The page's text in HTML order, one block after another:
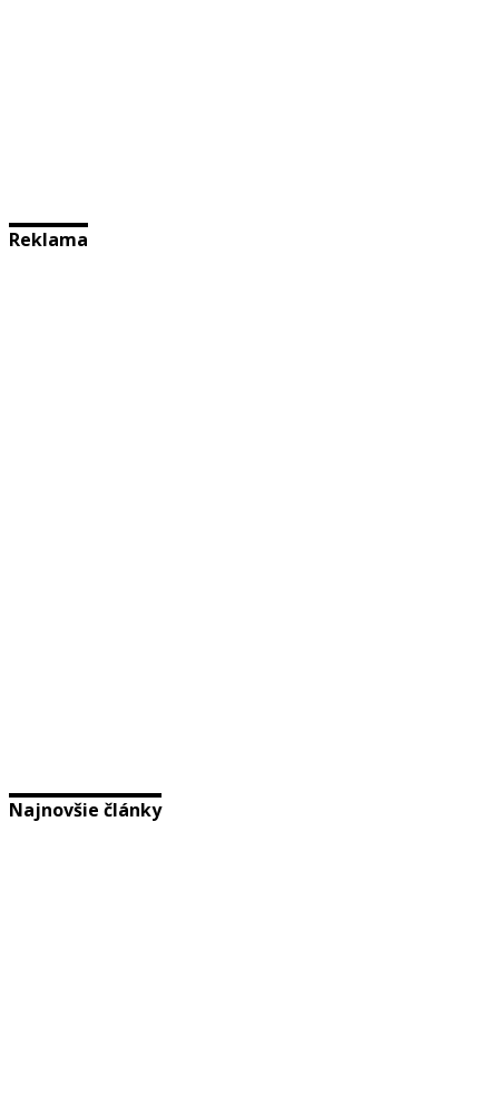
Reklama
Najnovšie články